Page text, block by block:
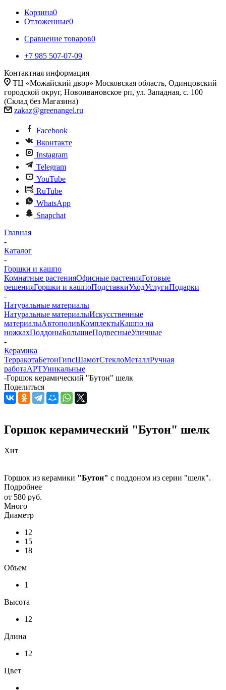
Корзина0
Отложенные0
Сравнение товаров0
+7 985 507-07-09
Контактная информация
ТЦ «Можайский двор» Московская область, Одинцовский
городской округ, Новоивановское рп, ул. Западная, с. 100
(Склад без Магазина)
zakaz@greenangel.ru
Facebook
Вконтакте
Instagram
Telegram
YouTube
RuTube
WhatsApp
Snapchat
Главная
-
Каталог
-
Горшки и кашпо
Комнатные растенияОфисные растенияГотовые
решенияГоршки и кашпоПодставкиУходУслугиПодарки
-
Натуральные материалы
Натуральные материалыИскусственные
материалыАвтополивКомплектыКашпо на
ножкахПоддоныБольшиеПодвесныеУличные
-
Керамика
ТерракотаБетонГипсШамотСтеклоМеталлРучная
работаАРТУникальные
-Горшок керамический "Бутон" шелк
Поделиться
Горшок керамический "Бутон" шелк
Хит
Горшок из керамики "Бутон" с поддоном из серии "шелк".
Подробнее
от 580 руб.
Много
Диаметр
12
15
18
Объем
1
Высота
12
Длина
12
Цвет